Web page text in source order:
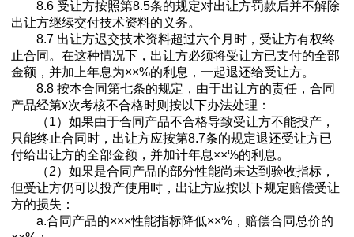
8.6 受让方按照第8.5条的规定对出让方罚款后并不解除
出让方继续交付技术资料的义务。
8.7 出让方迟交技术资料超过六个月时，受让方有权终
止合同。在这种情况下，出让方必须将受让方已支付的全部
金额，并加上年息为××%的利息，一起退还给受让方。
8.8 按本合同第七条的规定，由于出让方的责任，合同
产品经第x次考核不合格时则按以下办法处理：
（1）如果由于合同产品不合格导致受让方不能投产，
只能终止合同时，出让方应按第8.7条的规定退还受让方已
付给出让方的全部金额，并加计年息××%的利息。
（2）如果是合同产品的部分性能尚未达到验收指标，
但受让方仍可以投产使用时，出让方应按以下规定赔偿受让
方的损失：
a.合同产品的×××性能指标降低××%，赔偿合同总价的